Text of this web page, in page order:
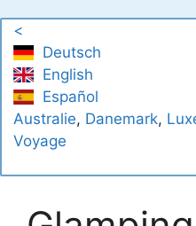
content
<
Deutsch
English
Español
Australie, Danemark,
Voyage